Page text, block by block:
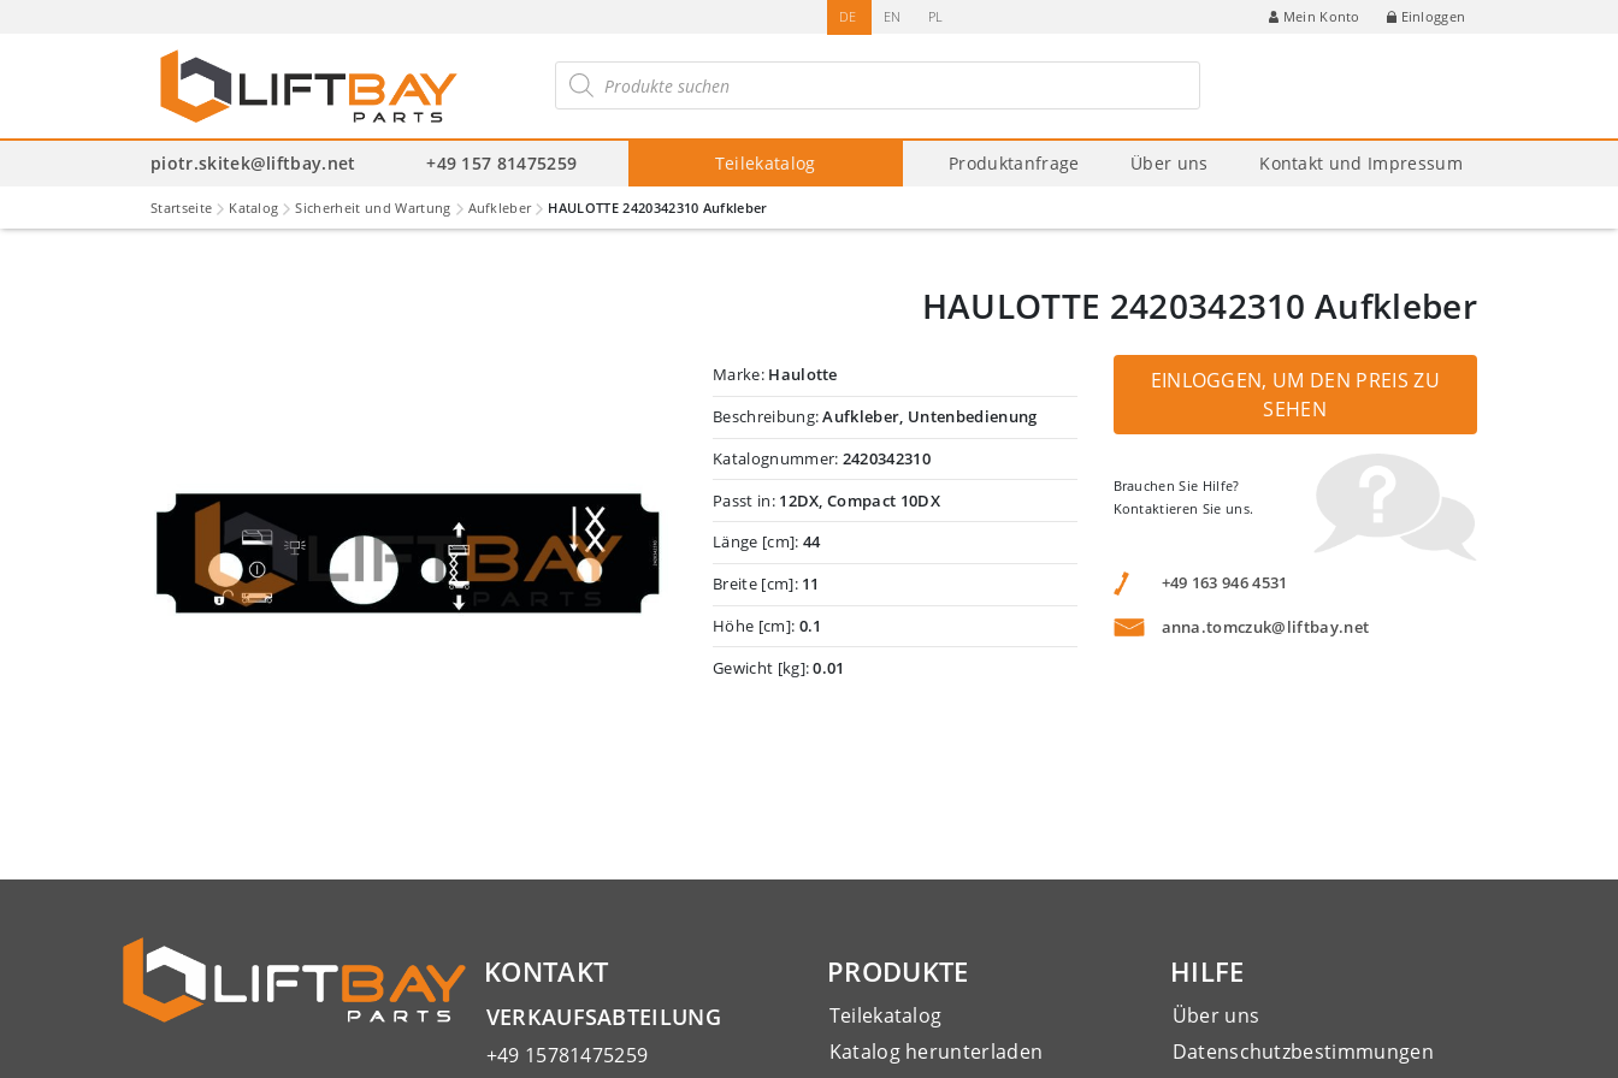
DE EN PL Mein Konto Einloggen
search
piotr.skitek@liftbay.net +49 157 81475259 Teilekatalog Produktanfrage Über uns Kontakt und Impressum
Startseite Katalog Sicherheit und Wartung Aufkleber HAULOTTE 2420342310 Aufkleber
HAULOTTE 2420342310 Aufkleber
Marke: Haulotte
Beschreibung:Aufkleber, Untenbedienung
Katalognummer: 2420342310
Passt in: 12DX, Compact 10DX
Länge [cm]: 44
Breite [cm]: 11
Höhe [cm]: 0.1
Gewicht [kg]:0.01
EINLOGGEN, UM DEN PREIS ZU
SEHEN
Brauchen Sie Hilfe?
Kontaktieren Sie uns.
+49 163 946 4531
anna.tomczuk@liftbay.net
KONTAKT
VERKAUFSABTEILUNG
+49 15781475259
PRODUKTE
Teilekatalog
Katalog herunterladen
HILFE
Über uns
Datenschutzbestimmungen